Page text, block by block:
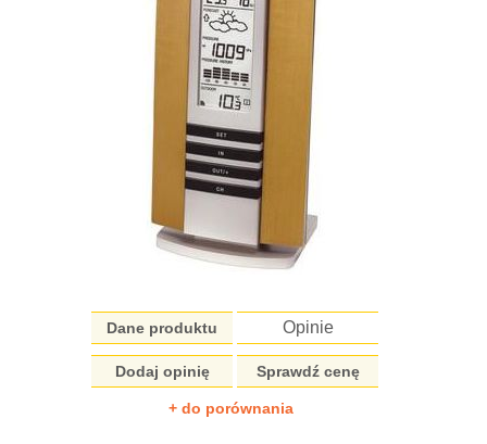
Dane produktu Opinie
Dodaj opinię Sprawdź cenę
+ do porównania